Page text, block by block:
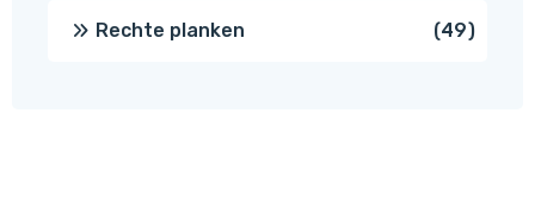
Rechte planken 4949